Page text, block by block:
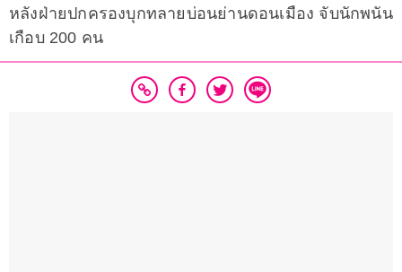
หลังฝ่ายปกครองบุกทลายบ่อนย่านดอนเมือง จับนักพนัน
เกือบ 200 คน